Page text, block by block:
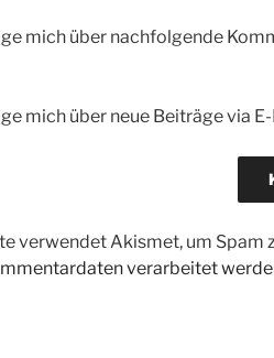
mich über nachfolgende
mich über neue Beiträge via
verwendet Akismet, um Spam
verarbeitet